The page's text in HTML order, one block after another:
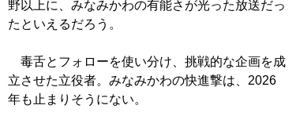
野以上に、みなみかわの有能さが光った放送だっ
たといえるだろう。
毒舌とフォローを使い分け、挑戦的な企画を成
立させた立役者。みなみかわの快進撃は、2026
年も止まりそうにない。